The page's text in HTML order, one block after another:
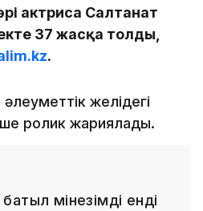
актриса Салтанат
37 жасқа толды,
.
желідегі
ролик жариялады.
мінезімді енді